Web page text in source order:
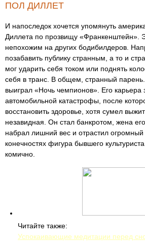
ПОЛ ДИЛЛЕТ
И напоследок хочется упомянуть
Диллета по прозвищу «Франкенштейн».
непохожим на других бодибилдеров.
позабавить публику странным, а то и
мог ударить себя током или поднять
себя в транс. В общем, странный
выиграл «Ночь чемпионов». Его карьера
автомобильной катастрофы, после
восстановить здоровье, хотя сумел
незавидная. Он стал банкротом, жена
набрал лишний вес и отрастил огромный
конечностях фигура бывшего
комично.
Читайте также:
Успокаивающие медитации перед